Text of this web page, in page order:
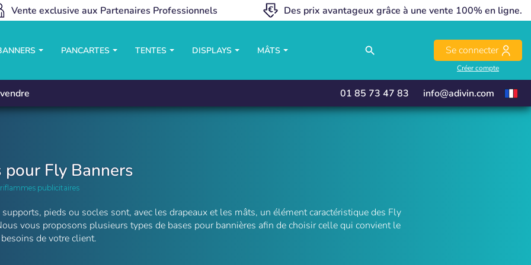
Vente exclusive aux Partenaires Professionnels Des prix avantageux grâce à une vente 100% en ligne.
PANCARTES TENTES DISPLAYS MÂTS search Se connecter
Créer compte
close
01 85 73 47 83 info@adivin.com
close
pour Fly Banners
publicitaires
supports, pieds ou socles sont, avec les drapeaux et les mâts, un élément caractéristique des Fly
vous proposons plusieurs types de bases pour bannières afin de choisir celle qui convient le
de votre client.